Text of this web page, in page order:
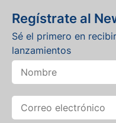
Regístrate al
Sé el primero en
lanzamientos